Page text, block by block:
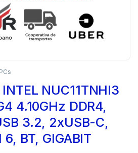
NUC11TNHI3
4.10GHz DDR4,
3.2, 2xUSB-C,
BT, GIGABIT